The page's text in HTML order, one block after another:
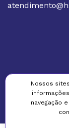
Política de
Nossos
navegação